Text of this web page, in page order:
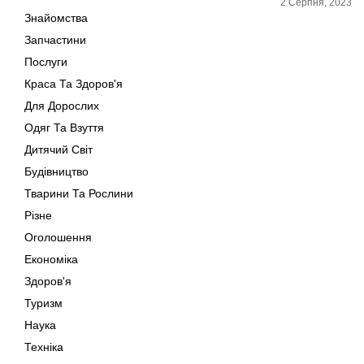
Знайомства
Запчастини
Послуги
Краса Та Здоров'я
Для Дорослих
Одяг Та Взуття
Дитячий Світ
Будівництво
Тварини Та Рослини
Різне
Оголошення
Економіка
Здоров'я
Туризм
Наука
Техніка
2 Серпня, 2023